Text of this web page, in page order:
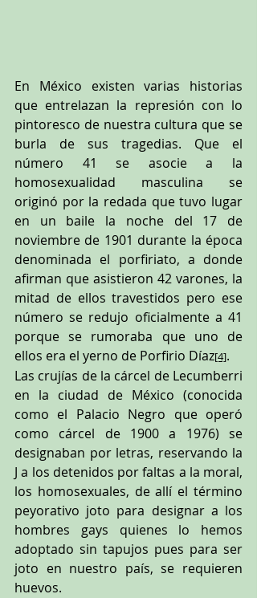
En México existen varias historias
que entrelazan la represión con lo
pintoresco de nuestra cultura que se
burla de sus tragedias. Que el
número 41 se asocie a la
homosexualidad masculina se
originó por la redada que tuvo lugar
en un baile la noche del 17 de
noviembre de 1901 durante la época
denominada el porfiriato, a donde
afirman que asistieron 42 varones, la
mitad de ellos travestidos pero ese
número se redujo oficialmente a 41
porque se rumoraba que uno de
ellos era el yerno de Porfirio Díaz[4].
Las crujías de la cárcel de Lecumberri
en la ciudad de México (conocida
como el Palacio Negro que operó
como cárcel de 1900 a 1976) se
designaban por letras, reservando la
J a los detenidos por faltas a la moral,
los homosexuales, de allí el término
peyorativo joto para designar a los
hombres gays quienes lo hemos
adoptado sin tapujos pues para ser
joto en nuestro país, se requieren
huevos.